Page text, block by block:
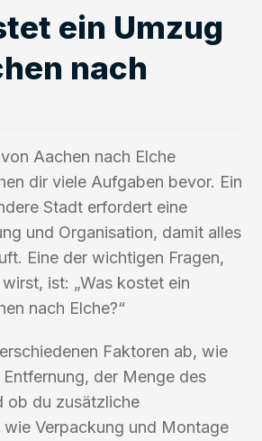
ein Umzug
nach
Aachen nach Elche
dir viele Aufgaben bevor. Ein
Stadt erfordert eine
und Organisation, damit alles
Eine der wichtigen Fragen,
ist: „Was kostet ein
nach Elche?“
Faktoren ab, wie
der Menge des
ob du zusätzliche
wie Verpackung und Montage